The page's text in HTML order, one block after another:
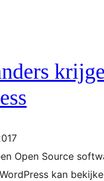
Open Source
kan